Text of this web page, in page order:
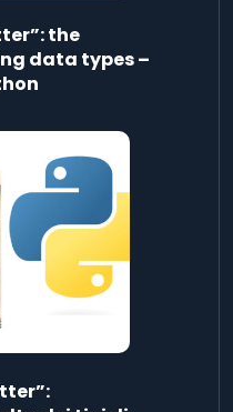
the
data types –